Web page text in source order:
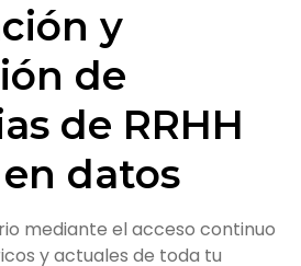
y
de
de RRHH
datos
mediante el acceso continuo
y actuales de toda tu